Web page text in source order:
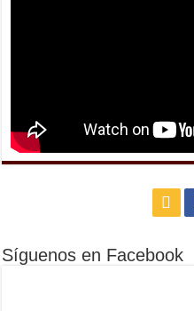
Síguenos en Facebook